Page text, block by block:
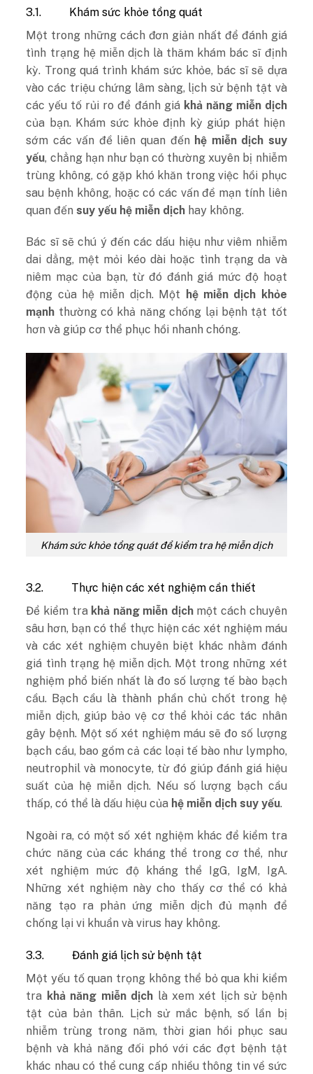
3.1.
Khám sức khỏe tổng quát
Một trong những cách đơn giản nhất để đánh giá
tình trạng hệ miễn dịch là thăm khám bác sĩ định
kỳ. Trong quá trình khám sức khỏe, bác sĩ sẽ dựa
vào các triệu chứng lâm sàng, lịch sử bệnh tật và
các yếu tố rủi ro để đánh giá khả năng miễn dịch
của bạn. Khám sức khỏe định kỳ giúp phát hiện
sớm các vấn đề liên quan đến hệ miễn dịch suy
yếu, chẳng hạn như bạn có thường xuyên bị nhiễm
trùng không, có gặp khó khăn trong việc hồi phục
sau bệnh không, hoặc có các vấn đề mạn tính liên
quan đến suy yếu hệ miễn dịch hay không.
Bác sĩ sẽ chú ý đến các dấu hiệu như viêm nhiễm
dai dẳng, mệt mỏi kéo dài hoặc tình trạng da và
niêm mạc của bạn, từ đó đánh giá mức độ hoạt
động của hệ miễn dịch. Một
hệ miễn dịch khỏe
mạnh thường có khả năng chống lại bệnh tật tốt
hơn và giúp cơ thể phục hồi nhanh chóng.
Khám sức khỏe tổng quát để kiểm tra hệ miễn dịch
3.2.
Thực hiện các xét nghiệm cần thiết
Để kiểm tra khả năng miễn dịchmột cách chuyên
sâu hơn, bạn có thể thực hiện các xét nghiệm máu
và các xét nghiệm chuyên biệt khác nhằm đánh
giá tình trạng hệ miễn dịch. Một trong những xét
nghiệm phổ biến nhất là đo số lượng tế bào bạch
cầu. Bạch cầu là thành phần chủ chốt trong hệ
miễn dịch, giúp bảo vệ cơ thể khỏi các tác nhân
gây bệnh. Một số xét nghiệm máu sẽ đo số lượng
bạch cầu, bao gồm cả các loại tế bào như lympho,
neutrophil và monocyte, từ đó giúp đánh giá hiệu
suất của hệ miễn dịch. Nếu số lượng bạch cầu
thấp, có thể là dấu hiệu của hệ miễn dịch suy yếu.
Ngoài ra, có một số xét nghiệm khác để kiểm tra
chức năng của các kháng thể trong cơ thể, như
xét nghiệm mức độ kháng thể IgG, IgM, IgA.
Những xét nghiệm này cho thấy cơ thể có khả
năng tạo ra phản ứng miễn dịch đủ mạnh để
chống lại vi khuẩn và virus hay không.
3.3.
Đánh giá lịch sử bệnh tật
Một yếu tố quan trọng không thể bỏ qua khi kiểm
tra khả năng miễn dịch là xem xét lịch sử bệnh
tật của bản thân. Lịch sử mắc bệnh, số lần bị
nhiễm trùng trong năm, thời gian hồi phục sau
bệnh và khả năng đối phó với các đợt bệnh tật
khác nhau có thể cung cấp nhiều thông tin về sức